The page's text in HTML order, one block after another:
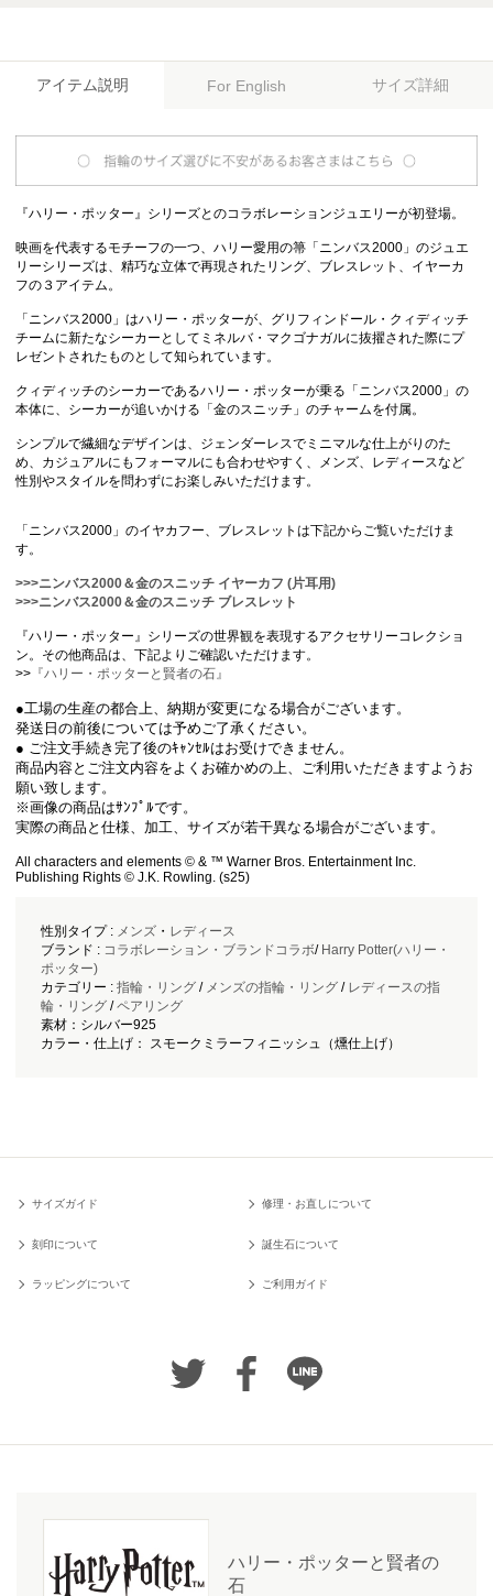
アイテム説明 For English サイズ詳細
『ハリー・ポッター』シリーズとのコラボレーションジュエリーが初登場。
映画を代表するモチーフの一つ、ハリー愛用の箒「ニンバス2000」のジュエ
リーシリーズは、精巧な立体で再現されたリング、ブレスレット、イヤーカ
フの３アイテム。
「ニンバス2000」はハリー・ポッターが、グリフィンドール・クィディッチ
チームに新たなシーカーとしてミネルバ・マクゴナガルに抜擢された際にプ
レゼントされたものとして知られています。
クィディッチのシーカーであるハリー・ポッターが乗る「ニンバス2000」の
本体に、シーカーが追いかける「金のスニッチ」のチャームを付属。
シンプルで繊細なデザインは、ジェンダーレスでミニマルな仕上がりのた
め、カジュアルにもフォーマルにも合わせやすく、メンズ、レディースなど
性別やスタイルを問わずにお楽しみいただけます。
「ニンバス2000」のイヤカフー、ブレスレットは下記からご覧いただけま
す。
>>>ニンバス2000＆金のスニッチ イヤーカフ (片耳用)
>>>ニンバス2000＆金のスニッチ ブレスレット
『ハリー・ポッター』シリーズの世界観を表現するアクセサリーコレクショ
ン。その他商品は、下記よりご確認いただけます。
>> 『ハリー・ポッターと賢者の石』
●工場の生産の都合上、納期が変更になる場合がございます。
発送日の前後については予めご了承ください。
● ご注文手続き完了後のｷｬﾝｾﾙはお受けできません。
商品内容とご注文内容をよくお確かめの上、ご利用いただきますようお
願い致します。
※画像の商品はｻﾝﾌﾟﾙです。
実際の商品と仕様、加工、サイズが若干異なる場合がございます。
All characters and elements © & ™ Warner Bros. Entertainment Inc.
Publishing Rights © J.K. Rowling. (s25)
性別タイプ : メンズ・ レディース
ブランド : コラボレーション・ブランドコラボ/ Harry Potter(ハリー・
ポッター)
カテゴリー : 指輪・リング/ メンズの指輪・リング/ レディースの指
輪・リング/ペアリング
素材：シルバー925
カラー・仕上げ： スモークミラーフィニッシュ（燻仕上げ）
サイズガイド 修理・お直しについて
刻印について 誕生石について
ラッピングについて ご利用ガイド
ハリー・ポッターと賢者の
石